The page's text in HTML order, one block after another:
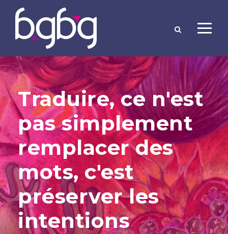
Traduire, ce n'est
pas simplement
remplacer des
mots, c'est
préserver les
intentions